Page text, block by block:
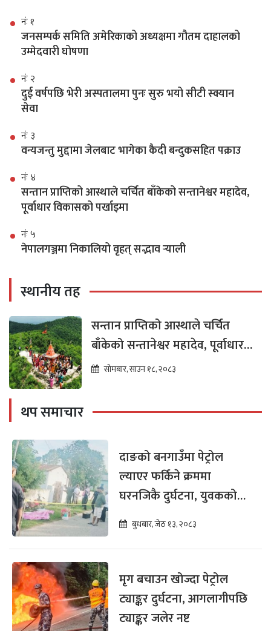
नंः १
जनसम्पर्क समिति अमेरिकाको अध्यक्षमा गौतम दाहालको
उम्मेदवारी घोषणा
नंः २
दुई वर्षपछि भेरी अस्पतालमा पुनः सुरु भयो सीटी स्क्यान
सेवा
नंः ३
वन्यजन्तु मुद्दामा जेलबाट भागेका कैदी बन्दुकसहित पक्राउ
नंः ४
सन्तान प्राप्तिको आस्थाले चर्चित बाँकेको सन्तानेश्वर महादेव,
पूर्वाधार विकासको पर्खाइमा
नंः ५
नेपालगञ्जमा निकालियो वृहत् सद्भाव र्‍याली
स्थानीय तह
सन्तान प्राप्तिको आस्थाले चर्चित
बाँकेको सन्तानेश्वर महादेव, पूर्वाधार
विकासको पर्खाइमा
सोमबार, साउन १८, २०८३
थप समाचार
दाङको बनगाउँमा पेट्रोल
ल्याएर फर्किने क्रममा
घरनजिकै दुर्घटना, युवकको
मृत्यु बुधबार, जेठ १३, २०८३
मृग बचाउन खोज्दा पेट्रोल
ट्याङ्कर दुर्घटना, आगलागीपछि
ट्याङ्कर जलेर नष्ट